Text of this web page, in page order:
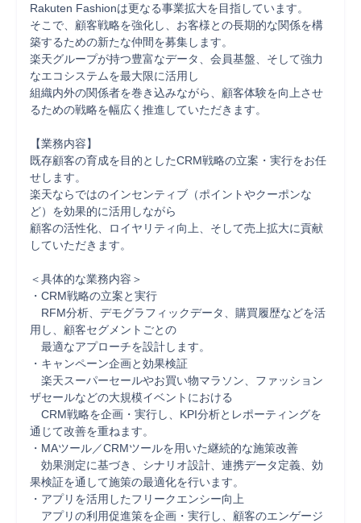
Rakuten Fashionは更なる事業拡大を目指しています。
そこで、顧客戦略を強化し、お客様との長期的な関係を構
築するための新たな仲間を募集します。
楽天グループが持つ豊富なデータ、会員基盤、そして強力
なエコシステムを最大限に活用し
組織内外の関係者を巻き込みながら、顧客体験を向上させ
るための戦略を幅広く推進していただきます。
【業務内容】
既存顧客の育成を目的としたCRM戦略の立案・実行をお任
せします。
楽天ならではのインセンティブ（ポイントやクーポンな
ど）を効果的に活用しながら
顧客の活性化、ロイヤリティ向上、そして売上拡大に貢献
していただきます。
＜具体的な業務内容＞
・CRM戦略の立案と実行
RFM分析、デモグラフィックデータ、購買履歴などを活
用し、顧客セグメントごとの
最適なアプローチを設計します。
・キャンペーン企画と効果検証
楽天スーパーセールやお買い物マラソン、ファッション
ザセールなどの大規模イベントにおける
CRM戦略を企画・実行し、KPI分析とレポーティングを
通じて改善を重ねます。
・MAツール／CRMツールを用いた継続的な施策改善
効果測定に基づき、シナリオ設計、連携データ定義、効
果検証を通して施策の最適化を行います。
・アプリを活用したフリークエンシー向上
アプリの利用促進策を企画・実行し、顧客のエンゲージ